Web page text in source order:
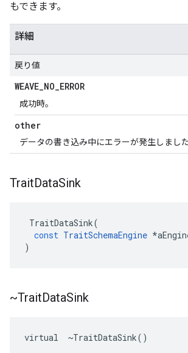
もできます。
詳細
戻り値
WEAVE_NO_ERROR
成功時。
other
データの書き込み中にエラーが発生しました
TraitDataSink
TraitDataSink(
const TraitSchemaEngine *
)
~TraitDataSink
virtual  ~TraitDataSink()